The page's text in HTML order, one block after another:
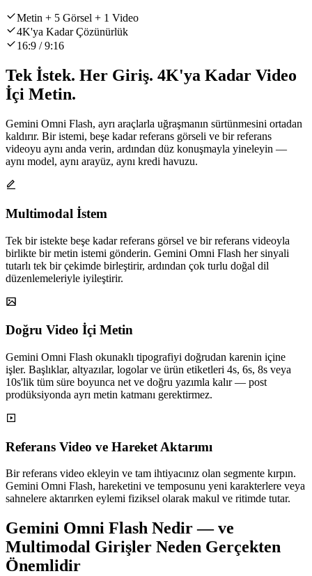
Metin + 5 Görsel + 1 Video
4K'ya Kadar Çözünürlük
16:9 / 9:16
Tek İstek. Her Giriş. 4K'ya Kadar Video
İçi Metin.
Gemini Omni Flash, ayrı araçlarla uğraşmanın sürtünmesini ortadan
kaldırır. Bir istemi, beşe kadar referans görseli ve bir referans
videoyu aynı anda verin, ardından düz konuşmayla yineleyin —
aynı model, aynı arayüz, aynı kredi havuzu.
Multimodal İstem
Tek bir istekte beşe kadar referans görsel ve bir referans videoyla
birlikte bir metin istemi gönderin. Gemini Omni Flash her sinyali
tutarlı tek bir çekimde birleştirir, ardından çok turlu doğal dil
düzenlemeleriyle iyileştirir.
Doğru Video İçi Metin
Gemini Omni Flash okunaklı tipografiyi doğrudan karenin içine
işler. Başlıklar, altyazılar, logolar ve ürün etiketleri 4s, 6s, 8s veya
10s'lik tüm süre boyunca net ve doğru yazımla kalır — post
prodüksiyonda ayrı metin katmanı gerektirmez.
Referans Video ve Hareket Aktarımı
Bir referans video ekleyin ve tam ihtiyacınız olan segmente kırpın.
Gemini Omni Flash, hareketini ve temposunu yeni karakterlere veya
sahnelere aktarırken eylemi fiziksel olarak makul ve ritimde tutar.
Gemini Omni Flash Nedir — ve
Multimodal Girişler Neden Gerçekten
Önemlidir